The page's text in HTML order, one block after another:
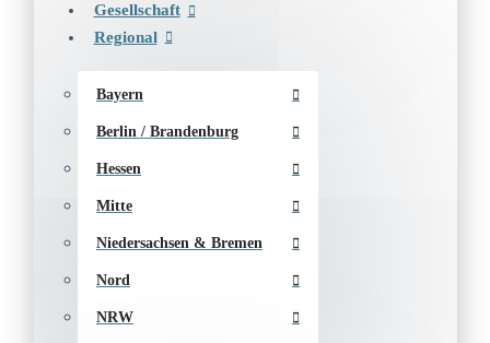
Gesellschaft
Regional
Bayern
Berlin / Brandenburg
Hessen
Mitte
Niedersachsen & Bremen
Nord
NRW